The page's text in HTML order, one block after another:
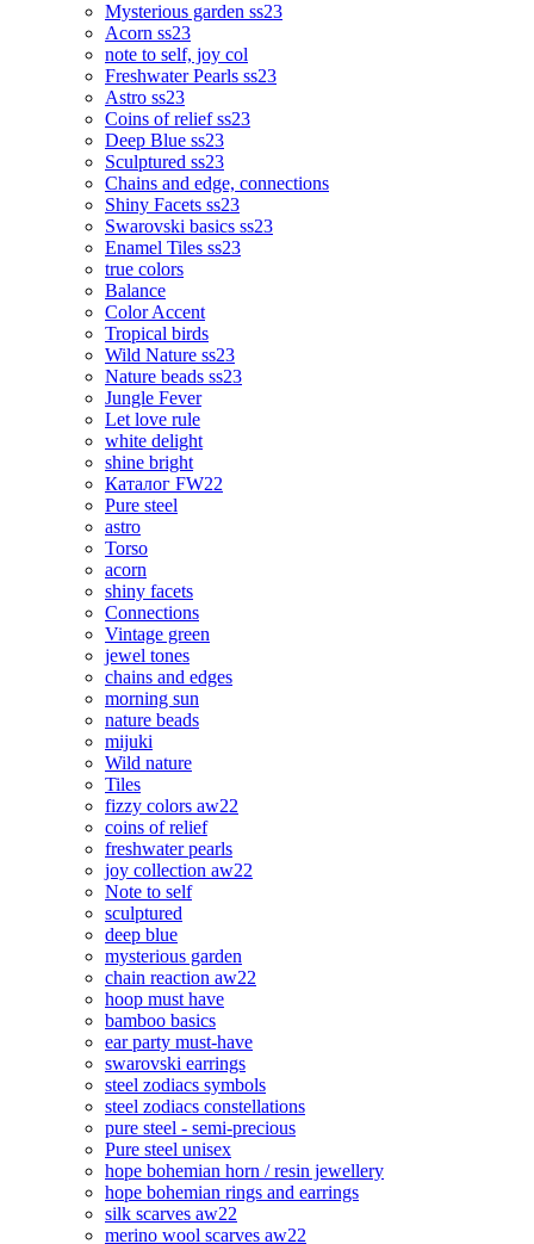
Mysterious garden ss23
Acorn ss23
note to self, joy col
Freshwater Pearls ss23
Astro ss23
Coins of relief ss23
Deep Blue ss23
Sculptured ss23
Chains and edge, connections
Shiny Facets ss23
Swarovski basics ss23
Enamel Tiles ss23
true colors
Balance
Color Accent
Tropical birds
Wild Nature ss23
Nature beads ss23
Jungle Fever
Let love rule
white delight
shine bright
Каталог FW22
Pure steel
astro
Torso
acorn
shiny facets
Connections
Vintage green
jewel tones
chains and edges
morning sun
nature beads
mijuki
Wild nature
Tiles
fizzy colors aw22
coins of relief
freshwater pearls
joy collection aw22
Note to self
sculptured
deep blue
mysterious garden
chain reaction aw22
hoop must have
bamboo basics
ear party must-have
swarovski earrings
steel zodiacs symbols
steel zodiacs constellations
pure steel - semi-precious
Pure steel unisex
hope bohemian horn / resin jewellery
hope bohemian rings and earrings
silk scarves aw22
merino wool scarves aw22